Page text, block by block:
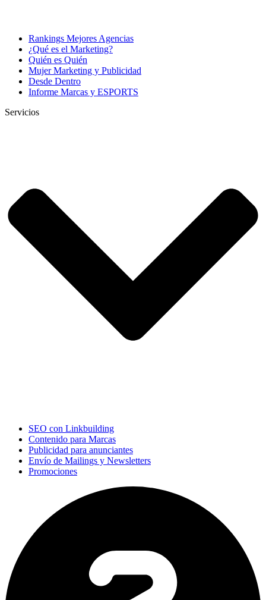
Rankings Mejores Agencias
¿Qué es el Marketing?
Quién es Quién
Mujer Marketing y Publicidad
Desde Dentro
Informe Marcas y ESPORTS
Servicios
SEO con Linkbuilding
Contenido para Marcas
Publicidad para anunciantes
Envío de Mailings y Newsletters
Promociones